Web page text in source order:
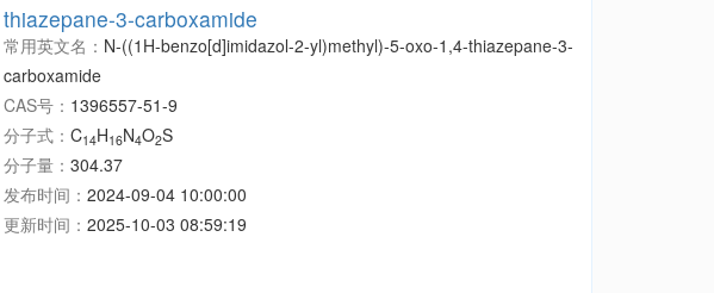
thiazepane-3-carboxamide
常用英文名： N-((1H-benzo[d]imidazol-2-yl)methyl)-5-oxo-1,4-thiazepane-3-
carboxamide
CAS号： 1396557-51-9
分子式： C14H16N4O2S
分子量： 304.37
发布时间： 2024-09-04 10:00:00
更新时间： 2025-10-03 08:59:19